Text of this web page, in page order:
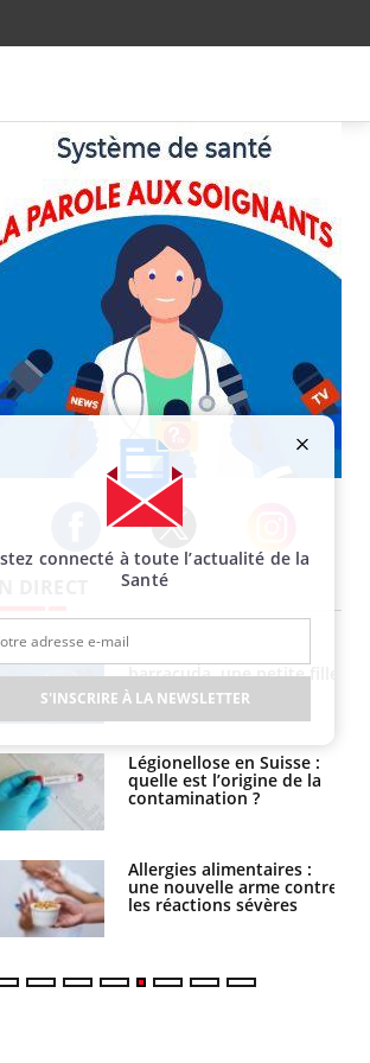
Facebook Twitter Instagram
barracuda, une petite fille
secourue grâce à un
réflexe essentiel
Légionellose en Suisse :
quelle est l’origine de la
contamination ?
Allergies alimentaires :
une nouvelle arme contre
les réactions sévères
connecté à toute l’actualité de la
Santé
S'INSCRIRE À LA NEWSLETTER